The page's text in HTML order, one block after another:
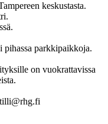
keskustasta.
parkkipaikkoja.
on vuokrattavissa